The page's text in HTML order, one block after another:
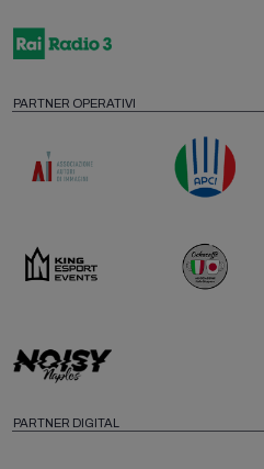
PARTNER OPERATIVI
PARTNER DIGITAL